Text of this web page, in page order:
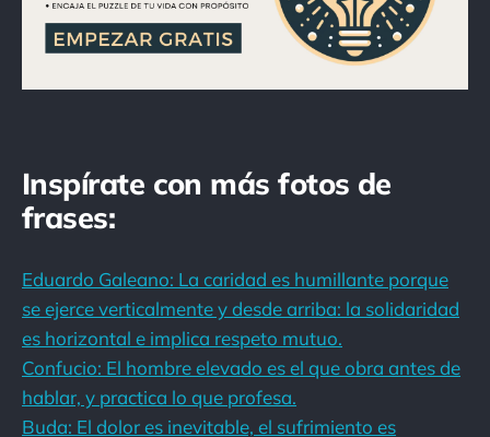
Inspírate con más fotos de
frases:
Eduardo Galeano: La caridad es humillante porque
se ejerce verticalmente y desde arriba: la solidaridad
es horizontal e implica respeto mutuo.
Confucio: El hombre elevado es el que obra antes de
hablar, y practica lo que profesa.
Buda: El dolor es inevitable, el sufrimiento es